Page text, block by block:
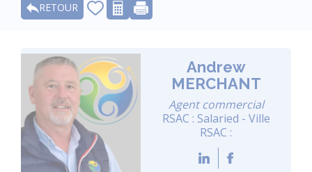
RETOUR
Andrew
MERCHANT
Agent commercial
RSAC : Salaried - Ville
RSAC :